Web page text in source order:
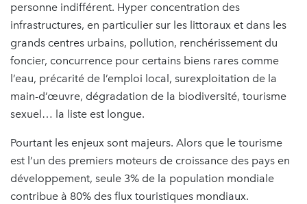
personne indifférent. Hyper concentration des
infrastructures, en particulier sur les littoraux et dans les
grands centres urbains, pollution, renchérissement du
foncier, concurrence pour certains biens rares comme
l’eau, précarité de l’emploi local, surexploitation de la
main-d’œuvre, dégradation de la biodiversité, tourisme
sexuel… la liste est longue.
Pourtant les enjeux sont majeurs. Alors que le tourisme
est l’un des premiers moteurs de croissance des pays en
développement, seule 3% de la population mondiale
contribue à 80% des flux touristiques mondiaux.